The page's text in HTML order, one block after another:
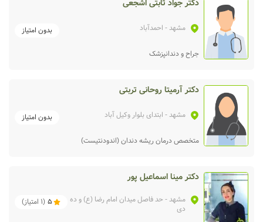
دکتر جواد ثابتی اشجعی
مشهد- احمدآباد بدون امتیاز
جراح و دندانپزشک
دکتر آرمیتا روحانی تربتی
مشهد- ابتدای بلوار وکیل آباد بدون امتیاز
متخصص درمان ریشه دندان (اندودنتیست)
دکتر مینا اسماعیل پور
مشهد- حد فاصل میدان امام رضا (ع) و ده
دی
5
(
1 امتیاز)